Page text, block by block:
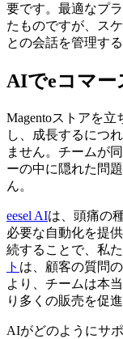
要です。最適なプ
たものですが、ス
との会話を管理す
AIでeコマー
Magentoストアを
し、成長するにつ
ません。チームが
ーの中に隠れた問
ん。
eesel AIは、頭痛の
必要な自動化を提
続することで、私
ト は、顧客の質問
より、チームは本
り多くの販売を促
AIがどのようにサ